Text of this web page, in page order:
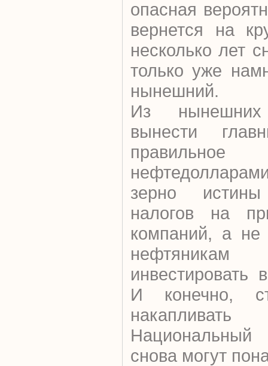
опасная
вернется на
несколько лет
только уже
нынешний.
Из
вынести
зерно
налогов на
компаний, а не
нефтяникам
И конечно,
снова могут